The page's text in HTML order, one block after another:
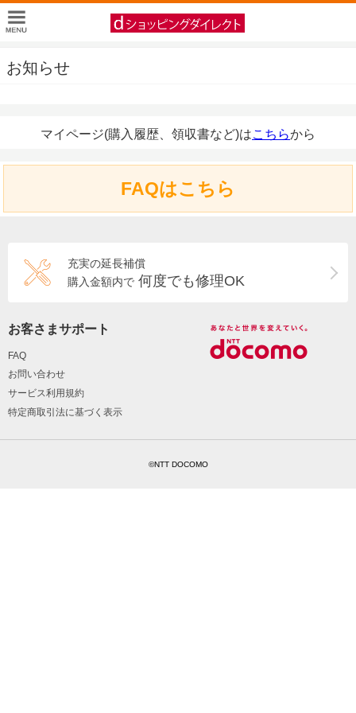
お知らせ
マイページ(購入履歴、領収書など)はこちらから
FAQはこちら
充実の延長補償
購入金額内で 何度でも修理OK
お客さまサポート
FAQ
お問い合わせ
サービス利用規約
特定商取引法に基づく表示
©NTT DOCOMO